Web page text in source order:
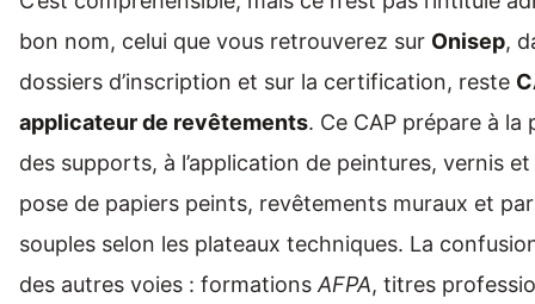
bon nom, celui que vous retrouverez sur Onisep,
dossiers d’inscription et sur la certification, reste
applicateur de revêtements. Ce CAP prépare à la
des supports, à l’application de peintures, vernis
pose de papiers peints, revêtements muraux et
souples selon les plateaux techniques. La
des autres voies : formations AFPA, titres